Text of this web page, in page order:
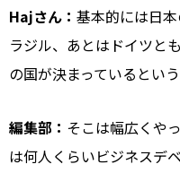
Hajさん： 基本的には日
ラジル、あとはドイツと
の国が決まっているとい
編集部： そこは幅広くや
は何人くらいビジネスデ